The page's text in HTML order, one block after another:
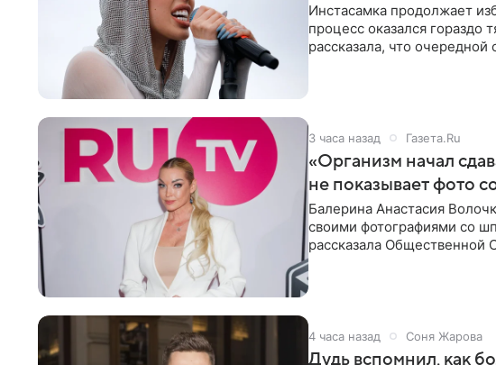
Инстасамка продолжает
процесс оказался
рассказала, что очередной
3 часа назад Газета.Ru
«Организм начал
не показывает фото
Балерина Анастасия
своими фотографиями со
рассказала Общественной
4 часа назад Соня Жарова
Дудь вспомнил, как